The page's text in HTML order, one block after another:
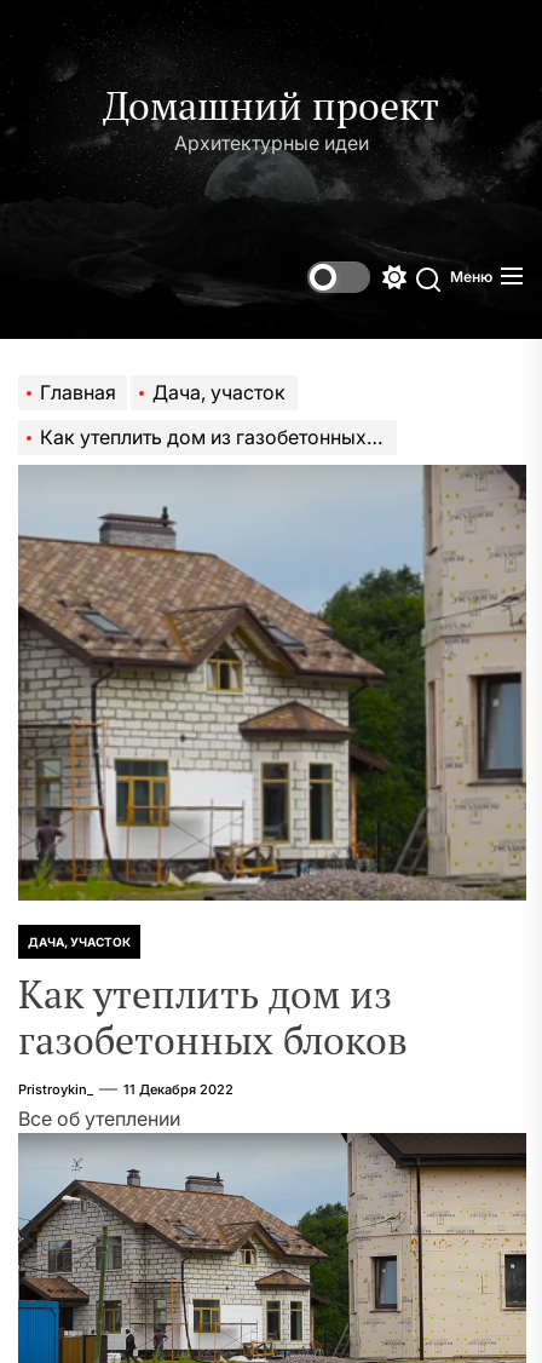
содержимому
Домашний проект
Архитектурные идеи
Поиск
Меню
Главная
Дача, участок
Как утеплить дом из газобетонных блоков
ДАЧА, УЧАСТОК
Как утеплить дом из
газобетонных блоков
Pristroykin_ 11 Декабря 2022
Все об утеплении